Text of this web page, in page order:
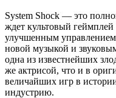
System Shock — это
ждет культовый
улучшенным
новой музыкой и
одна из известнейших
же актрисой, что и в
величайших игр в
индустрию.